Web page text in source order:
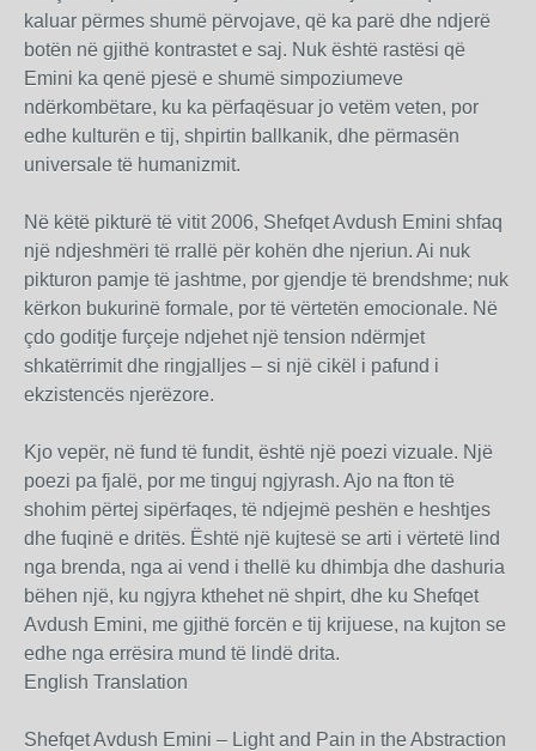
kaluar përmes shumë përvojave, që ka parë dhe ndjerë
botën në gjithë kontrastet e saj. Nuk është rastësi që
Emini ka qenë pjesë e shumë simpoziumeve
ndërkombëtare, ku ka përfaqësuar jo vetëm veten, por
edhe kulturën e tij, shpirtin ballkanik, dhe përmasën
universale të humanizmit.
Në këtë pikturë të vitit 2006, Shefqet Avdush Emini shfaq
një ndjeshmëri të rrallë për kohën dhe njeriun. Ai nuk
pikturon pamje të jashtme, por gjendje të brendshme; nuk
kërkon bukurinë formale, por të vërtetën emocionale. Në
çdo goditje furçeje ndjehet një tension ndërmjet
shkatërrimit dhe ringjalljes – si një cikël i pafund i
ekzistencës njerëzore.
Kjo vepër, në fund të fundit, është një poezi vizuale. Një
poezi pa fjalë, por me tinguj ngjyrash. Ajo na fton të
shohim përtej sipërfaqes, të ndjejmë peshën e heshtjes
dhe fuqinë e dritës. Është një kujtesë se arti i vërtetë lind
nga brenda, nga ai vend i thellë ku dhimbja dhe dashuria
bëhen një, ku ngjyra kthehet në shpirt, dhe ku Shefqet
Avdush Emini, me gjithë forcën e tij krijuese, na kujton se
edhe nga errësira mund të lindë drita.
English Translation
Shefqet Avdush Emini – Light and Pain in the Abstraction